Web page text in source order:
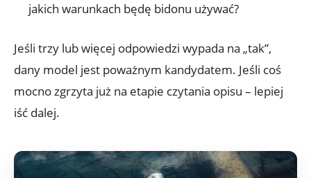
jakich warunkach będę bidonu używać?
Jeśli trzy lub więcej odpowiedzi wypada na „tak”,
dany model jest poważnym kandydatem. Jeśli coś
mocno zgrzyta już na etapie czytania opisu – lepiej
iść dalej.